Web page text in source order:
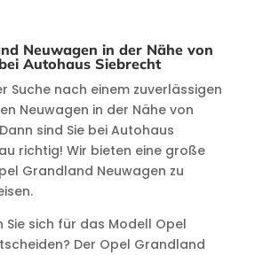
Neuwagen in der Nähe von
Autohaus Siebrecht
Suche nach einem zuverlässigen
Neuwagen in der Nähe von
sind Sie bei Autohaus
richtig! Wir bieten eine große
Grandland Neuwagen zu
Sie sich für das Modell Opel
Der Opel Grandland